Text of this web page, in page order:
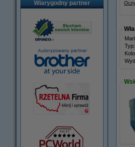
Wiarygodny partner
Typ: